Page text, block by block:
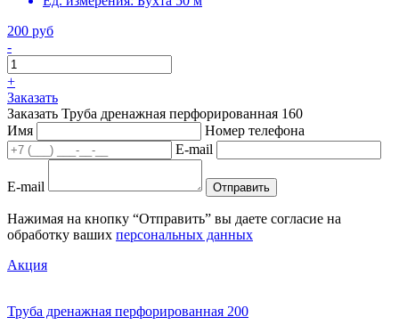
200 руб
-
+
Заказать
Заказать Труба дренажная перфорированная 160
Имя
Номер телефона
E-mail
E-mail Отправить
Нажимая на кнопку “Отправить” вы даете согласие на
обработку ваших персональных данных
Акция
Труба дренажная перфорированная 200